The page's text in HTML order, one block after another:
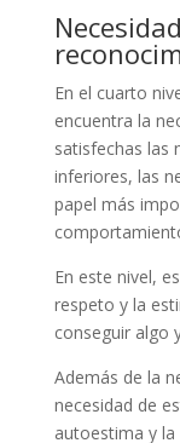
En el cuarto
encuentra la
satisfechas las
inferiores, las
papel más
En este nivel,
respeto y la
conseguir algo
Además de la
necesidad de
autoestima y